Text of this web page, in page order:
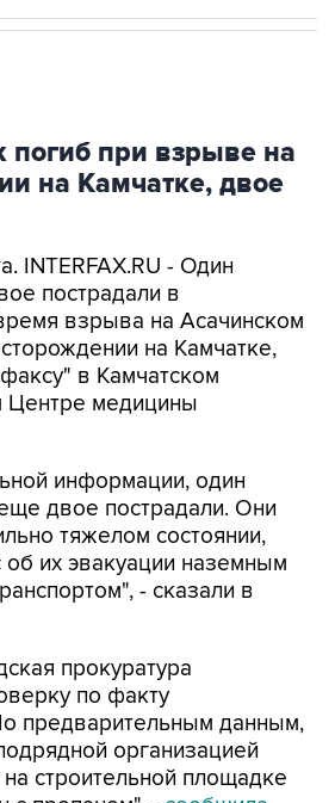
погиб при взрыве на
на Камчатке, двое
INTERFAX.RU - Один
пострадали в
взрыва на Асачинском
на Камчатке,
в Камчатском
Центре медицины
информации, один
двое пострадали. Они
тяжелом состоянии,
их эвакуации наземным
- сказали в
прокуратура
по факту
предварительным данным,
организацией
строительной площадке